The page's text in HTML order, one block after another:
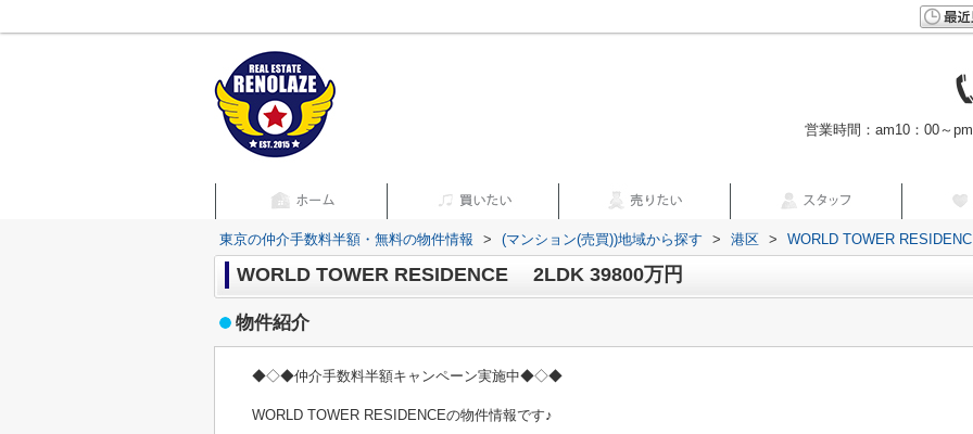
営業時間：am10：00～
東京の仲介手数料半額・無料の物件情報 > (マンション(売買))地域から探す > 港区 > WORLD TOWER
WORLD TOWER RESIDENCE 2LDK 39800万円
物件紹介
◆◇◆仲介手数料半額キャンペーン実施中◆◇◆
WORLD TOWER RESIDENCEの物件情報です♪